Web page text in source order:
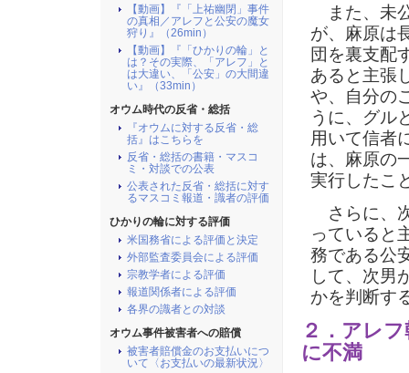
また、未
が、 麻原は
団を裏支配
あると主張
や、 自分の
うに、 グル
用いて信者
は、麻原の
実行したこ
さらに、
っている と
務である公
して、 次男
かを判断す
２．アレ
に不満
【動画】『「上祐幽閉」事件
の真相／アレフと公安の魔女
狩り』（26min）
【動画】『「ひかりの輪」と
は？その実際、「アレフ」と
は大違い、「公安」の大間違
い』（33min）
オウム時代の反省・総括
『オウムに対する反省・総
括』はこちらを
反省・総括の書籍・マスコ
ミ・対談での公表
公表された反省・総括に対す
るマスコミ報道・識者の評価
ひかりの輪に対する評価
米国務省による評価と決定
外部監査委員会による評価
宗教学者による評価
報道関係者による評価
各界の識者との対談
オウム事件被害者への賠償
被害者賠償金のお支払いにつ
いて〈お支払いの最新状況〉